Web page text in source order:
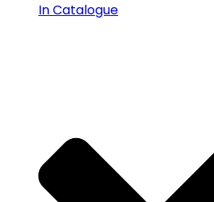
In Catalogue